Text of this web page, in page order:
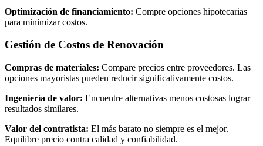
Optimización de financiamiento: Compre opciones hipotecarias
para minimizar costos.
Gestión de Costos de Renovación
Compras de materiales: Compare precios entre proveedores. Las
opciones mayoristas pueden reducir significativamente costos.
Ingeniería de valor: Encuentre alternativas menos costosas lograr
resultados similares.
Valor del contratista: El más barato no siempre es el mejor.
Equilibre precio contra calidad y confiabilidad.